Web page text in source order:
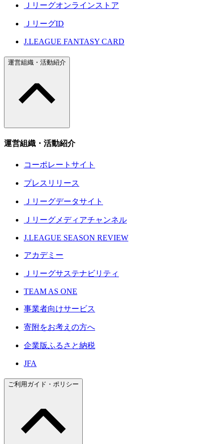
Ｊリーグオンラインストア
ＪリーグID
J.LEAGUE FANTASY CARD
運営組織・活動紹介
運営組織・活動紹介
コーポレートサイト
プレスリリース
Ｊリーグデータサイト
Ｊリーグメディアチャンネル
J.LEAGUE SEASON REVIEW
アカデミー
Ｊリーグサステナビリティ
TEAM AS ONE
事業者向けサービス
寄附をお考えの方へ
企業版ふるさと納税
JFA
ご利用ガイド・ポリシー